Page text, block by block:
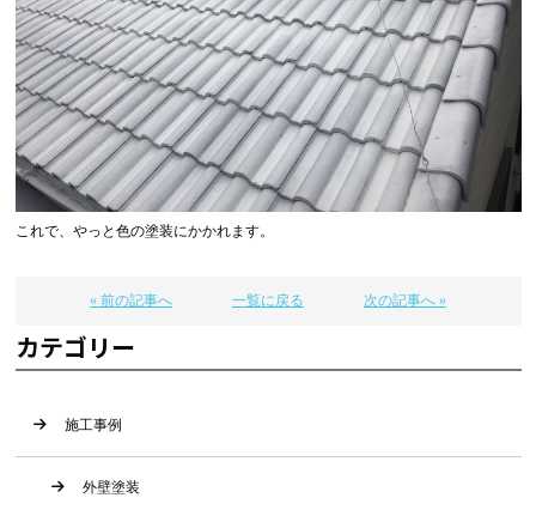
これで、やっと色の塗装にかかれます。
« 前の記事へ 一覧に戻る 次の記事へ »
カテゴリー
施工事例
外壁塗装